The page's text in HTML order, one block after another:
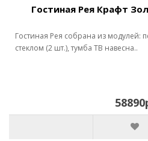
Гостиная Рея Крафт
Гостиная Рея собрана из модулей:
стеклом (2 шт.), тумба ТВ навесна..